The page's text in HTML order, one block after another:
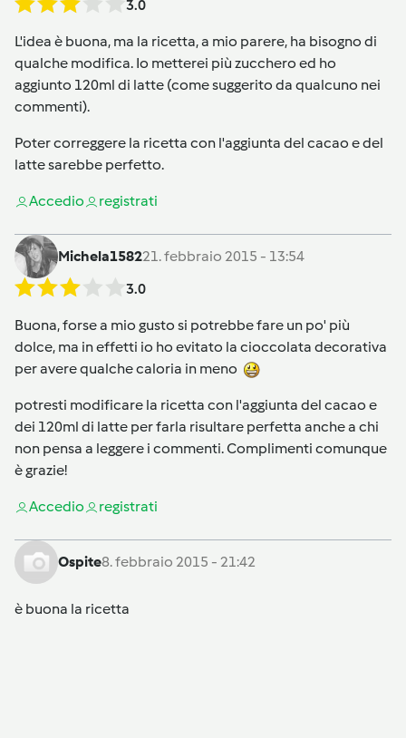
3.0
L'idea è buona, ma la ricetta, a mio parere, ha bisogno di
qualche modifica. Io metterei più zucchero ed ho
aggiunto 120ml di latte (come suggerito da qualcuno nei
commenti).
Poter correggere la ricetta con l'aggiunta del cacao e del
latte sarebbe perfetto.
Accedio registrati
Michela158221. febbraio 2015 - 13:54
3.0
Buona, forse a mio gusto si potrebbe fare un po' più
dolce, ma in effetti io ho evitato la cioccolata decorativa
per avere qualche caloria in meno
potresti modificare la ricetta con l'aggiunta del cacao e
dei 120ml di latte per farla risultare perfetta anche a chi
non pensa a leggere i commenti. Complimenti comunque
è grazie!
Accedio registrati
Ospite8. febbraio 2015 - 21:42
è buona la ricetta